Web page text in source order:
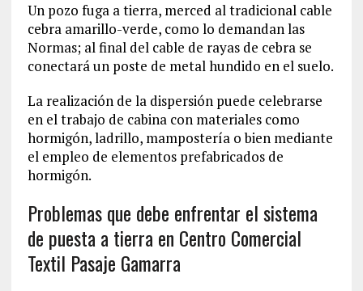
Un pozo fuga a tierra, merced al tradicional cable
cebra amarillo-verde, como lo demandan las
Normas; al final del cable de rayas de cebra se
conectará un poste de metal hundido en el suelo.
La realización de la dispersión puede celebrarse
en el trabajo de cabina con materiales como
hormigón, ladrillo, mampostería o bien mediante
el empleo de elementos prefabricados de
hormigón.
Problemas que debe enfrentar el sistema
de puesta a tierra en Centro Comercial
Textil Pasaje Gamarra